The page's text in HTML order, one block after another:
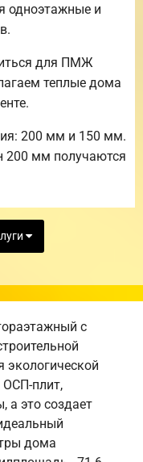
одноэтажные и
для ПМЖ
теплые дома
200 мм и 150 мм.
200 мм получаются
с
экологической
ОСП-плит,
а это создает
дома